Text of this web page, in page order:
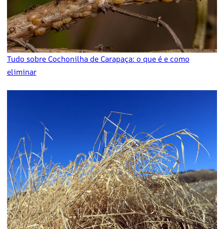
Tudo sobre Cochonilha de Carapaça: o que é e como
eliminar